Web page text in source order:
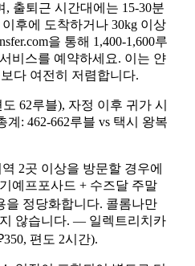
, 출퇴근 시간대에는 15-30분
후에 도착하거나 30kg 이상
을 통해 1,400-1,600루
비스를 예약하세요. 이는 얀
다 여전히 저렴합니다.
62루블), 자정 이후 귀가 시
계: 462-662루블 vs 택시 왕복
2곳 이상을 방문할 경우에
예프포사드 + 수즈달 주말
을 정당화합니다. 콜롬나만
않습니다. — 일렉트리치카
편도 2시간).